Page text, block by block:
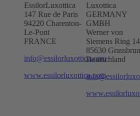
EssilorLuxottica
147 Rue de Paris
94220 Charenton-
Le-Pont
FRANCE
info@essilorluxottica.com
www.essilorluxottica.com
Luxottica
GERMANY
GMBH
Werner von
Siemens Ring 14
85630
Deutschland